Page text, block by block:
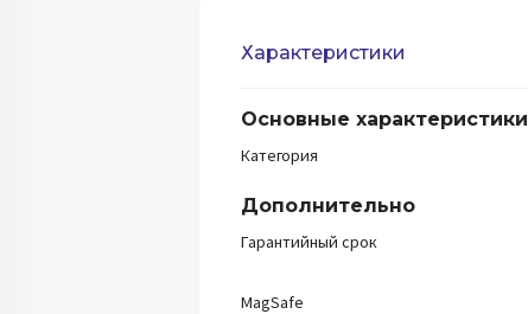
Характеристики
Основные характеристики
Категория
Дополнительно
Гарантийный срок
MagSafe